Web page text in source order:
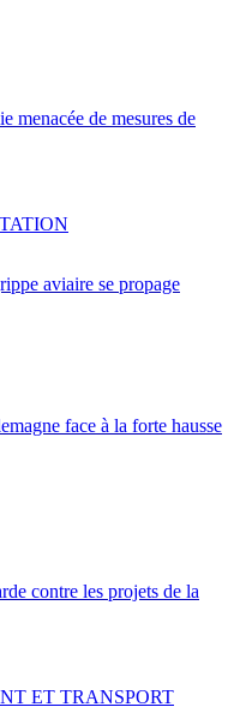
menacée de mesures de
aviaire se propage
face à la forte hausse
contre les projets de la
ET TRANSPORT